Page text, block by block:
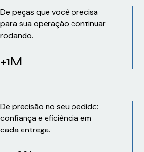
De peças que você precisa
para sua operação continuar
rodando.
+1M
De precisão no seu pedido:
confiança e eficiência em
cada entrega.